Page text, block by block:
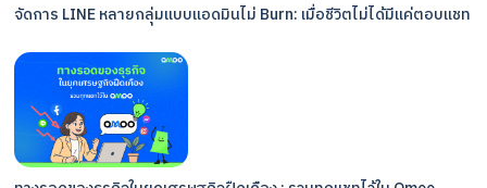
จัดการ LINE หลายกลุ่มแบบแอดมินไม่ Burn: เมื่อชีวิตไม่ได้มีแค่ตอบแชท